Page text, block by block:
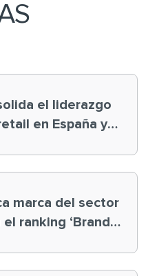
el liderazgo
en España y
marca del sector
‘Brand